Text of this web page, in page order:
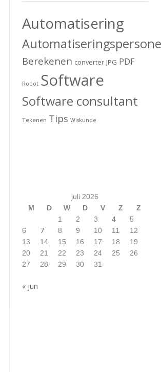
Automatisering
Berekenen converter JPG PDF
Robot Software
Software consultant
Tekenen Tips Wiskunde
juli 2026
M
D W D V Z
Z
1
2 3 4
5
6
7 8 9 10 11
12
13
14 15 16 17 18
19
20
21 22 23 24 25
26
27
28 29 30 31
« jun